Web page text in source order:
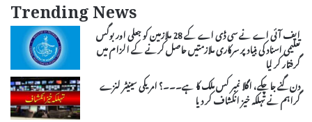
Trending News
ایف آئی اے نے سی ڈی اے کے 28 ملازمین کو جعلی اور بوگس
تعلیمی اسناد کی بنیاد پر سرکاری ملازمتیں حاصل کرنے کے الزام میں
گرفتار کر لیا
دن گنے جاچکے، اگلا نمبر کس ملک کا ہے۔۔۔؟ امریکی سینیٹر لنزے
گراہم نے تہلکہ خیز انکشاف کر دیا